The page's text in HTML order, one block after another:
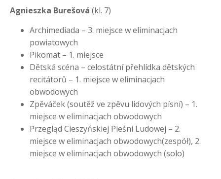
Agnieszka Burešová (kl. 7)
Archimediada – 3. miejsce w eliminacjach
powiatowych
Pikomat – 1. miejsce
Dětská scéna – celostátní přehlídka dětských
recitátorů – 1. miejsce w eliminacjach
obwodowych
Zpěváček (soutěž ve zpěvu lidových písní) – 1.
miejsce w eliminacjach obwodowych
Przegląd Cieszyńskiej Pieśni Ludowej – 2.
miejsce w eliminacjach obwodowych(zespół), 2.
miejsce w eliminacjach obwodowych (solo)